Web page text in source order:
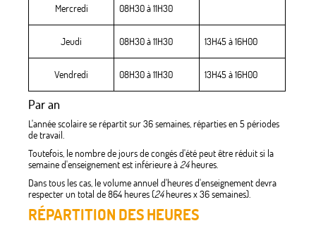
Mercredi 08H30 à 11H30
Jeudi 08H30 à 11H30 13H45 à 16H00
Vendredi 08H30 à 11H30 13H45 à 16H00
Par an
L'année scolaire se répartit sur 36 semaines, réparties en 5 périodes
de travail.
Toutefois, le nombre de jours de congés d'été peut être réduit si la
semaine d'enseignement est inférieure à24heures.
Dans tous les cas, le volume annuel d'heures d'enseignement devra
respecter un total de 864 heures (24heures x 36 semaines).
RÉPARTITION DES HEURES